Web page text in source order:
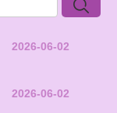
2026-06-02
2026-06-02